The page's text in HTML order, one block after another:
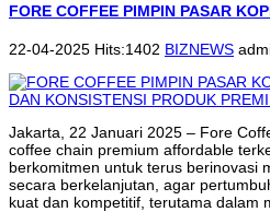
FORE COFFEE PIMPIN PASAR
22-04-2025 Hits:1402 BIZNEWS
Jakarta, 22 Januari 2025 – Fore
coffee chain premium affordable
berkomitmen untuk terus berinovasi
secara berkelanjutan, agar
kuat dan kompetitif, terutama dalam